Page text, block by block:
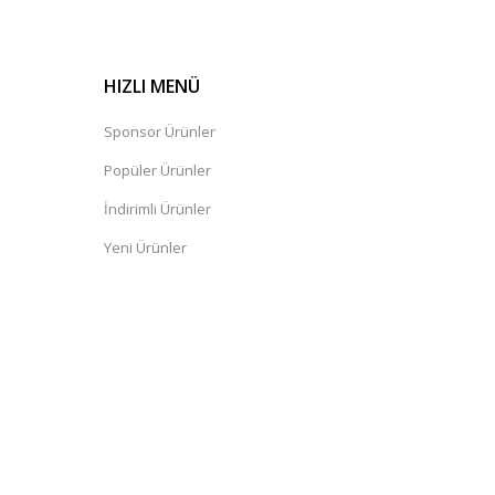
HIZLI MENÜ
Sponsor Ürünler
Popüler Ürünler
İndirimli Ürünler
Yeni Ürünler